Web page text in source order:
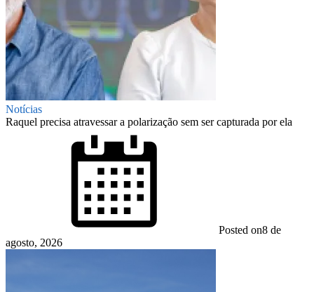
Notícias
Raquel precisa atravessar a polarização sem ser capturada por ela
Posted on8 de
agosto, 2026